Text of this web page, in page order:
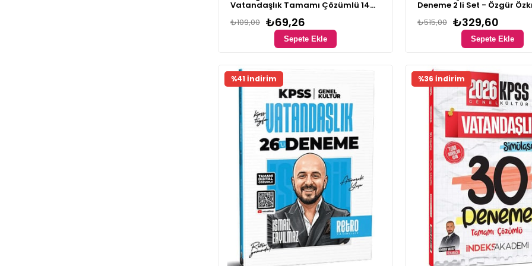
Vatandaşlık Tamamı Çözümlü 14
₺69,26
₺109,00
Sepete Ekle
Deneme 2 li Set - Özgür
₺329,60
₺515,00
Sepete Ekle
%41 İndirim %36 İndirim
Fırsat Ürünü